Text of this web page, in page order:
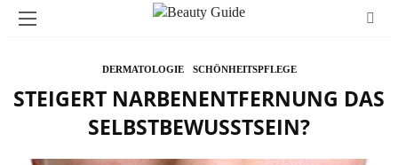
DERMATOLOGIE SCHÖNHEITSPFLEGE
STEIGERT NARBENENTFERNUNG DAS
SELBSTBEWUSSTSEIN?